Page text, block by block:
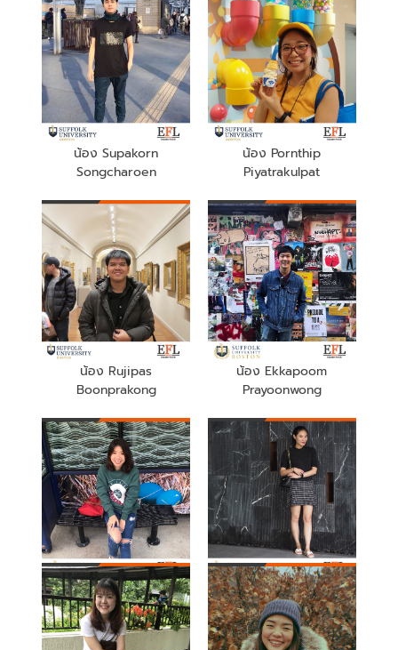
น้อง Supakorn
Songcharoen
น้อง Pornthip
Piyatrakulpat
น้อง Rujipas
Boonprakong
น้อง Ekkapoom
Prayoonwong
น้อง Parunda
Weeramaytangkool
น้อง Naichanok
Sathirasuit